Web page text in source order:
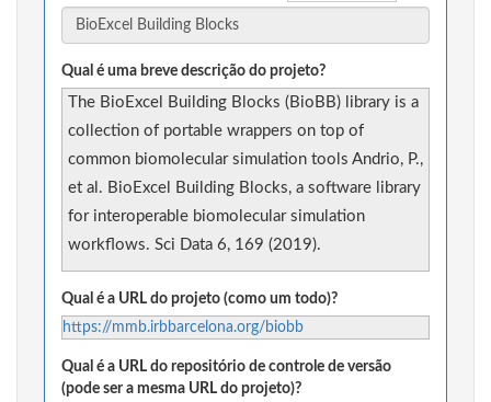
Qual é uma breve descrição do projeto?
The BioExcel Building Blocks (BioBB) library is a
collection of portable wrappers on top of
common biomolecular simulation tools Andrio, P.,
et al. BioExcel Building Blocks, a software library
for interoperable biomolecular simulation
workflows. Sci Data 6, 169 (2019).
Qual é a URL do projeto (como um todo)?
https://mmb.irbbarcelona.org/biobb
Qual é a URL do repositório de controle de versão
(pode ser a mesma URL do projeto)?